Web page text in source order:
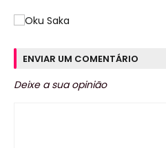
ENVIAR UM COMENTÁRIO
Deixe a sua opinião